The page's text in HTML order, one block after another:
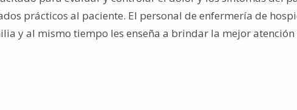
prácticos al paciente. El personal de enfermería de
y al mismo tiempo les enseña a brindar la mejor atención